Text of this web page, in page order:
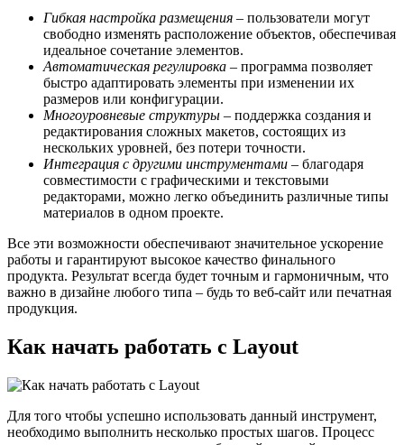
Гибкая настройка размещения – пользователи могут
свободно изменять расположение объектов, обеспечивая
идеальное сочетание элементов.
Автоматическая регулировка – программа позволяет
быстро адаптировать элементы при изменении их
размеров или конфигурации.
Многоуровневые структуры – поддержка создания и
редактирования сложных макетов, состоящих из
нескольких уровней, без потери точности.
Интеграция с другими инструментами – благодаря
совместимости с графическими и текстовыми
редакторами, можно легко объединить различные типы
материалов в одном проекте.
Все эти возможности обеспечивают значительное ускорение
работы и гарантируют высокое качество финального
продукта. Результат всегда будет точным и гармоничным, что
важно в дизайне любого типа – будь то веб-сайт или печатная
продукция.
Как начать работать с Layout
Для того чтобы успешно использовать данный инструмент,
необходимо выполнить несколько простых шагов. Процесс